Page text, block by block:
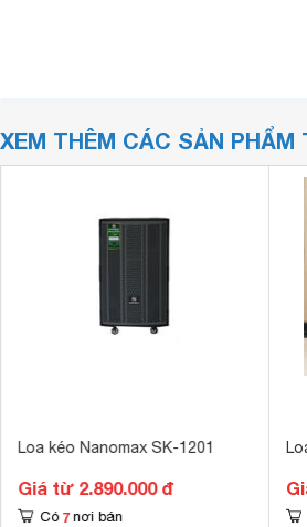
XEM THÊM CÁC SẢN
Loa kéo Nanomax SK-1201
Giá từ 2.890.000 đ
Có 7 nơi bán